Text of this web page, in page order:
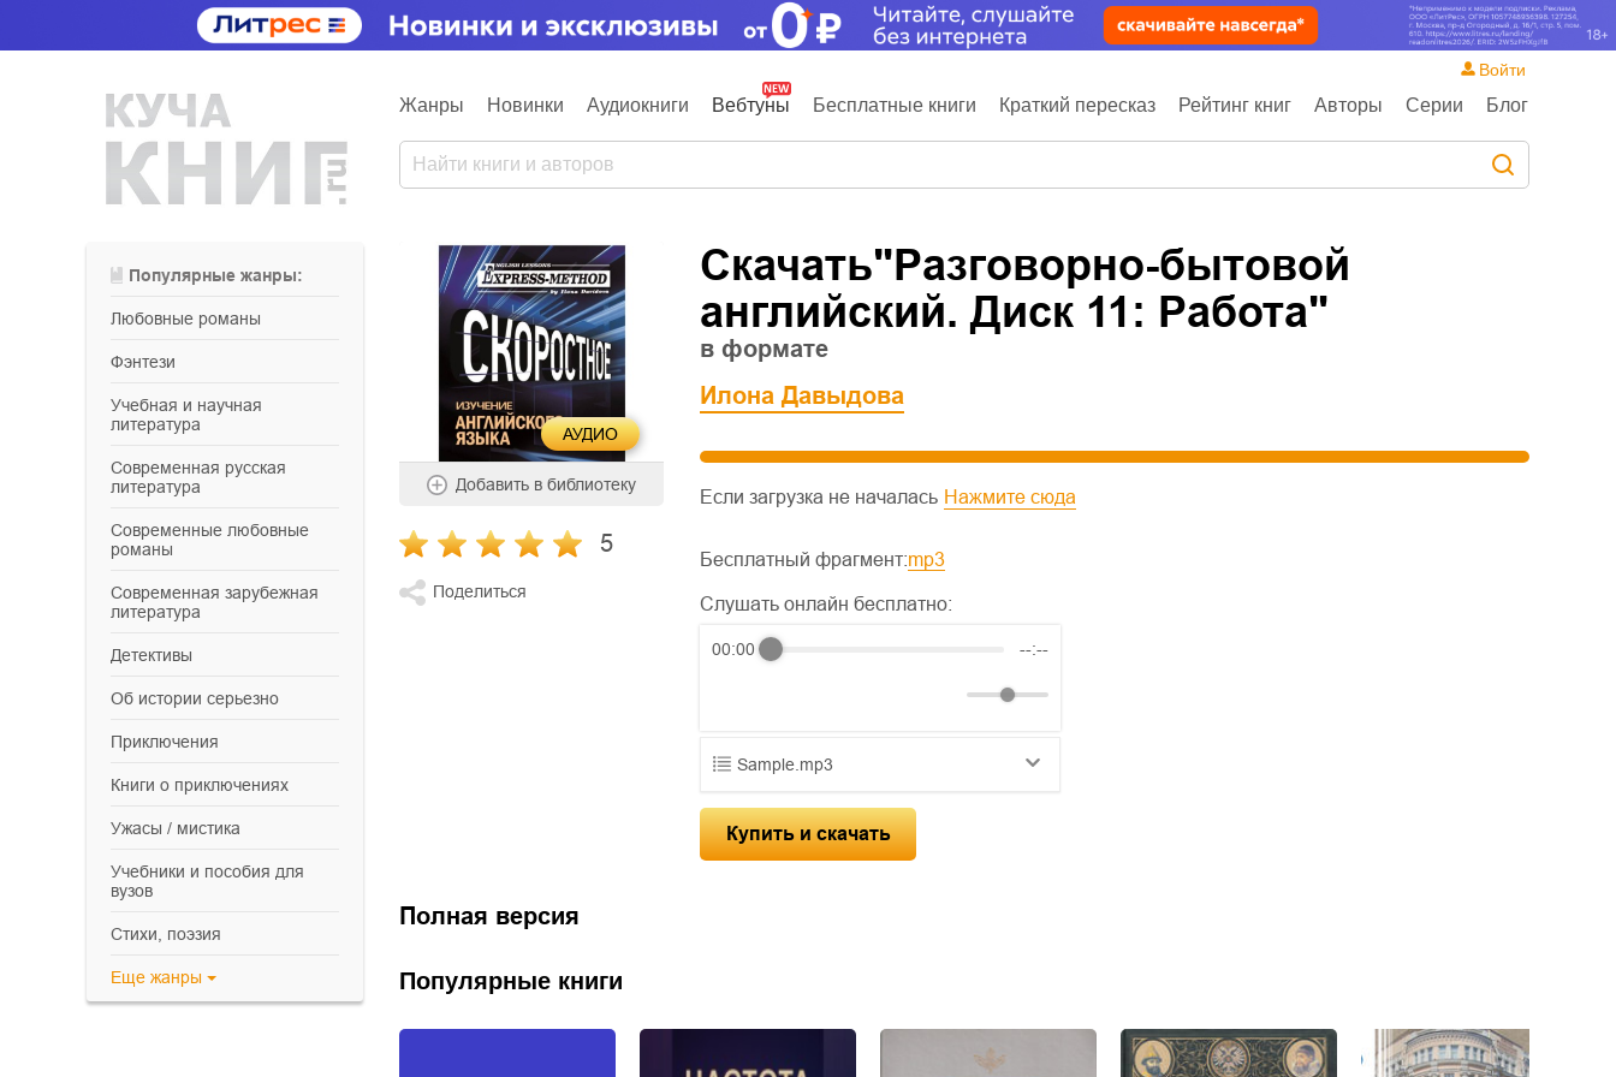
Жанры Новинки Аудиокниги Вебтуны Бесплатные книги Краткий пересказ Рейтинг книг Авторы Серии Блог
Войти
Популярные жанры:
любовные романы
фэнтези
учебная и научная
литература
современная русская
литература
современные любовные
романы
современная зарубежная
литература
детективы
об истории серьезно
приключения
книги о приключениях
ужасы / мистика
учебники и пособия для
вузов
cтихи, поэзия
Еще жанры
АУДИО
Добавить в библиотеку
5
Поделиться
Скачать"Разговорно-бытовой
английский. Диск 11: Работа"
в формате
Илона Давыдова
Если загрузка не началась Нажмите сюда
Бесплатный фрагмент:mp3
Слушать онлайн бесплатно:
00:00 --:--
Sample.mp3
01.mp3
02.mp3
Купить и скачать
Полная версия
Популярные книги